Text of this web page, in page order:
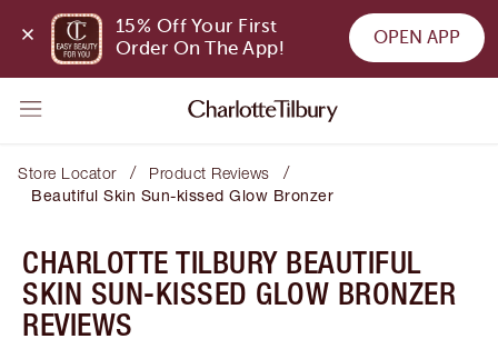
15% Off Your First
Order On The App!
OPEN APP
Store Locator / Product Reviews /
Beautiful Skin Sun-kissed Glow Bronzer
CHARLOTTE TILBURY BEAUTIFUL
SKIN SUN-KISSED GLOW BRONZER
REVIEWS